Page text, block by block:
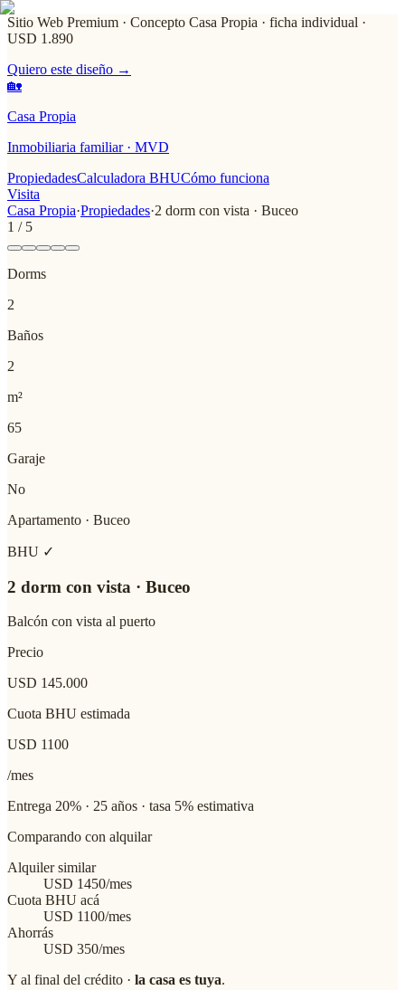
Sitio Web Premium · Concepto Casa Propia · ficha individual ·
USD 1.890
Quiero este diseño →
🏡
Casa Propia
Inmobiliaria familiar · MVD
PropiedadesCalculadora BHUCómo funciona
Visita
Casa Propia·Propiedades·2 dorm con vista · Buceo
1 / 5
Dorms
2
Baños
2
m²
65
Garaje
No
Apartamento · Buceo
BHU ✓
2 dorm con vista · Buceo
Balcón con vista al puerto
Precio
USD 145.000
Cuota BHU estimada
USD 1100
/mes
Entrega 20% · 25 años · tasa 5% estimativa
Comparando con alquilar
Alquiler similar
USD 1450/mes
Cuota BHU acá
USD 1100/mes
Ahorrás
USD 350/mes
Y al final del crédito · la casa es tuya.